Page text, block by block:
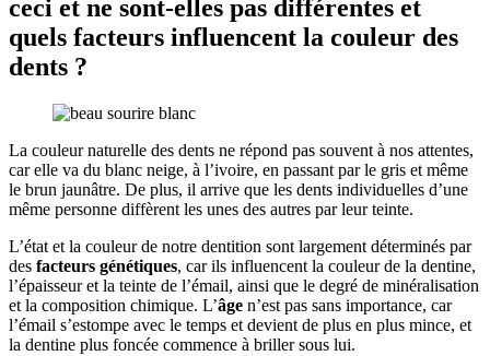
ceci et ne sont-elles pas différentes et
quels facteurs influencent la couleur des
dents ?
La couleur naturelle des dents ne répond pas souvent à nos attentes,
car elle va du blanc neige, à l’ivoire, en passant par le gris et même
le brun jaunâtre. De plus, il arrive que les dents individuelles d’une
même personne diffèrent les unes des autres par leur teinte.
L’état et la couleur de notre dentition sont largement déterminés par
des facteurs génétiques, car ils influencent la couleur de la dentine,
l’épaisseur et la teinte de l’émail, ainsi que le degré de minéralisation
et la composition chimique. L’âge n’est pas sans importance, car
l’émail s’estompe avec le temps et devient de plus en plus mince, et
la dentine plus foncée commence à briller sous lui.